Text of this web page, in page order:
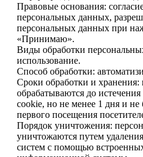
Правовые основания:
персональных данных,
персональных данных при
«Принимаю».
Виды обработки
использование.
Способ обработки:
Сроки обработки и
обрабатываются до
cookie, но не менее 1 дня и не
первого посещения
Порядок уничтожения:
уничтожаются путем
систем с помощью